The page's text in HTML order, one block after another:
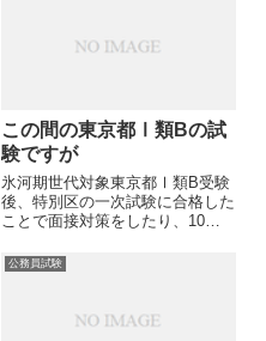
していたのですが(不合格です
この間の東京都Ⅰ類Bの試
験ですが
氷河期世代対象東京都Ⅰ類B受験
後、特別区の一次試験に合格した
ことで面接対策をしたり、10月
策をしたりとバタバタしていまし
強できたわけではありません。
公務員試験